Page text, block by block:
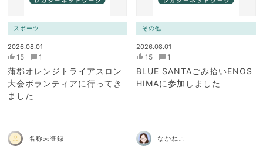
スポーツ
2026.08.01
15 1
蒲郡オレンジトライアスロン
大会ボランティアに行ってき
ました
その他
2026.08.01
15 1
BLUE SANTAごみ拾いENOS
HIMAに参加しました
名称未登録 なかねこ